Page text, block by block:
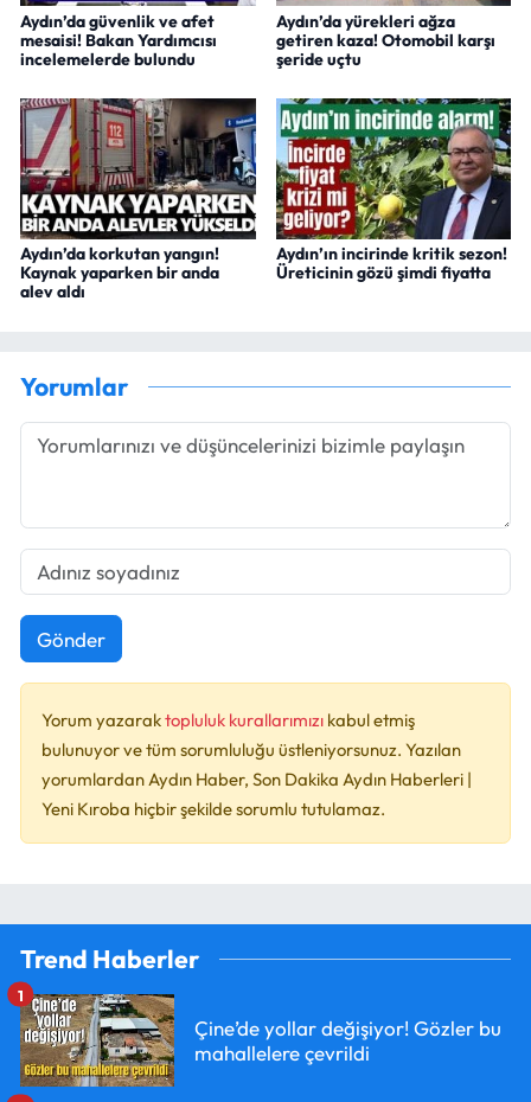
Aydın’da güvenlik ve afet
mesaisi! Bakan Yardımcısı
incelemelerde bulundu
Aydın’da yürekleri ağza
getiren kaza! Otomobil karşı
şeride uçtu
Aydın’da korkutan yangın!
Kaynak yaparken bir anda
alev aldı
Aydın’ın incirinde kritik sezon!
Üreticinin gözü şimdi fiyatta
Yorumlar
Gönder
Yorum yazaraktopluluk kurallarımızı kabul etmiş
bulunuyor ve tüm sorumluluğu üstleniyorsunuz. Yazılan
yorumlardan Aydın Haber, Son Dakika Aydın Haberleri |
Yeni Kıroba hiçbir şekilde sorumlu tutulamaz.
Trend Haberler
Çine’de yollar değişiyor! Gözler bu
mahallelere çevrildi
1